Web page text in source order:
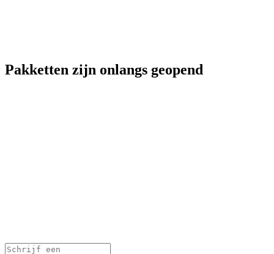
Pakketten zijn onlangs geopend